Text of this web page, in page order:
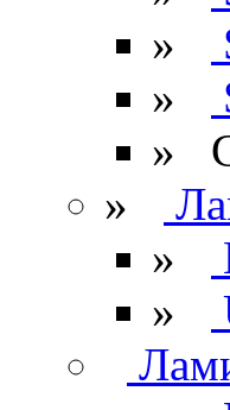
»
»
»
»
»
»